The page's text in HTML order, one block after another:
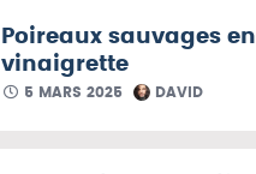
Poireaux sauvages en
vinaigrette
5 MARS 2025 DAVID